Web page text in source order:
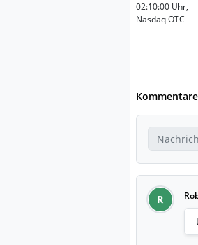
02:10:00 Uhr,
Nasdaq OTC
Kommentare
R